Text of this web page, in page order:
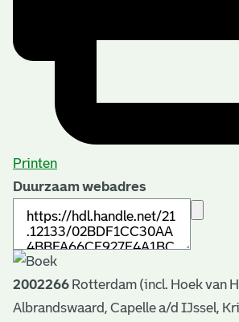
Printen
Duurzaam webadres
2002266 Rotterdam (incl. Hoek van
Albrandswaard, Capelle a/d IJssel,